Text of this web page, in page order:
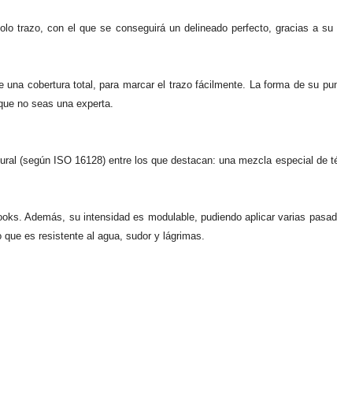
trazo, con el que se conseguirá un delineado perfecto, gracias a su
cobertura total, para marcar el trazo fácilmente. La forma de su
no seas una experta.
(según ISO 16128) entre los que destacan: una mezcla especial de
Además, su intensidad es modulable, pudiendo aplicar varias
es resistente al agua, sudor y lágrimas.